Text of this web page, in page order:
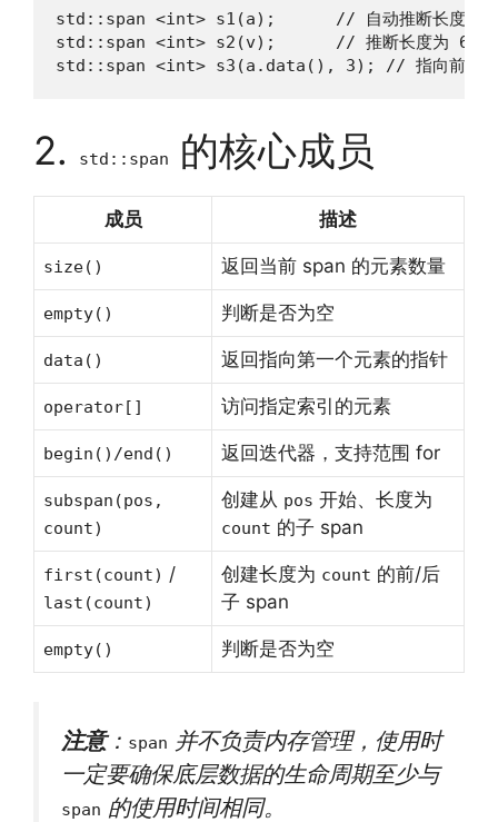
std::span <int> s1(a);      // 自动推断长度为
std::span <int> s2(v);      // 推断长度为 6
std::span <int> s3(a.data(), 3); // 指向前三个
2. std::span 的核心成员
成员 描述
size() 返回当前 span 的元素数量
empty() 判断是否为空
data() 返回指向第一个元素的指针
operator[] 访问指定索引的元素
begin()/end() 返回迭代器，支持范围 for
subspan(pos,
count)
创建从 pos 开始、长度为
count 的子 span
first(count) /
last(count)
创建长度为 count 的前/后
子 span
empty() 判断是否为空
注意： span 并不负责内存管理，使用时
一定要确保底层数据的生命周期至少与
span 的使用时间相同。